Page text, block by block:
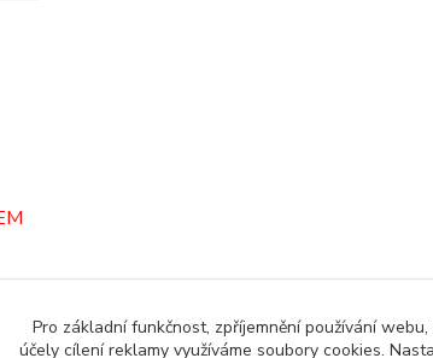
Pro základní funkčnost, zpříjemnění používání
účely cílení reklamy využíváme soubory cookies.